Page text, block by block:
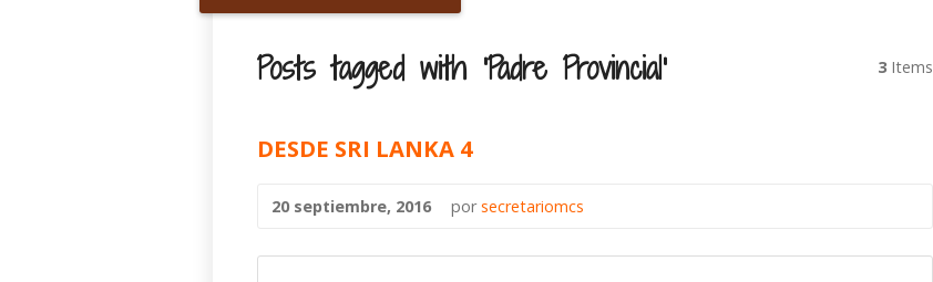
Posts tagged with ‘Padre Provincial’ 3 Items
DESDE SRI LANKA 4
20 septiembre, 2016 porsecretariomcs